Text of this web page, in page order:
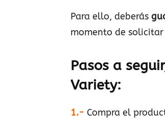
Para ello, deberás
momento de
Pasos a
Variety:
1.- Compra el